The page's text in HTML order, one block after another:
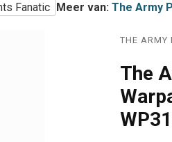
Fanatic Meer van: The Army
THE ARMY
The